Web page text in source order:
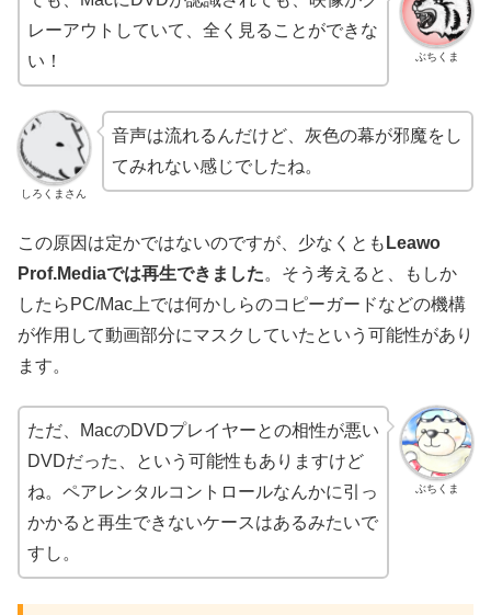
ぶちくま
レーアウトしていて、全く見ることができな
い！
しろくまさん
音声は流れるんだけど、灰色の幕が邪魔をし
てみれない感じでしたね。
この原因は定かではないのですが、少なくとも Leawo
Prof.Mediaでは再生できました。そう考えると、もしか
したらPC/Mac上では何かしらのコピーガードなどの機構
が作用して動画部分にマスクしていたという可能性があり
ます。
ぶちくま
ただ、MacのDVDプレイヤーとの相性が悪い
DVDだった、という可能性もありますけど
ね。ペアレンタルコントロールなんかに引っ
かかると再生できないケースはあるみたいで
すし。